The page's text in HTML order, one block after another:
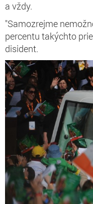
a vždy.
"Samozrejme
percentu takýchto
disident.